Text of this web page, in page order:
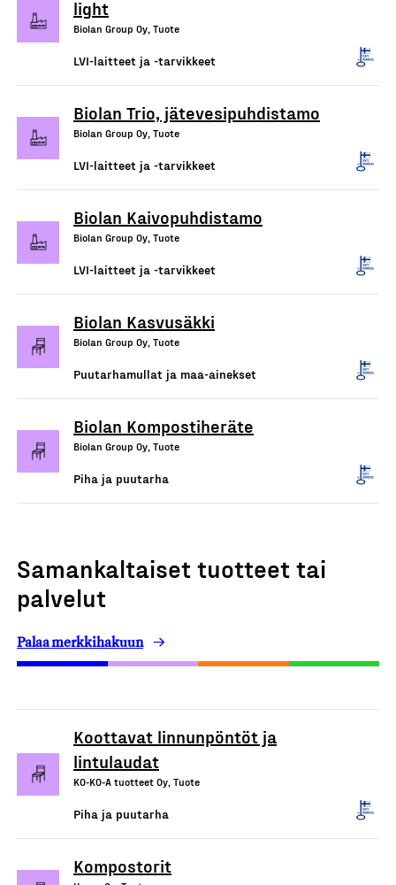
light
Biolan Group Oy, Tuote
LVI-laitteet ja -tarvikkeet
Biolan Trio, jätevesipuhdistamo
Biolan Group Oy, Tuote
LVI-laitteet ja -tarvikkeet
Biolan Kaivopuhdistamo
Biolan Group Oy, Tuote
LVI-laitteet ja -tarvikkeet
Biolan Kasvusäkki
Biolan Group Oy, Tuote
Puutarhamullat ja maa-ainekset
Biolan Kompostiheräte
Biolan Group Oy, Tuote
Piha ja puutarha
Samankaltaiset tuotteet tai
palvelut
Palaa merkkihakuun
Koottavat linnunpöntöt ja
lintulaudat
KO-KO-A tuotteet Oy, Tuote
Piha ja puutarha
Kompostorit